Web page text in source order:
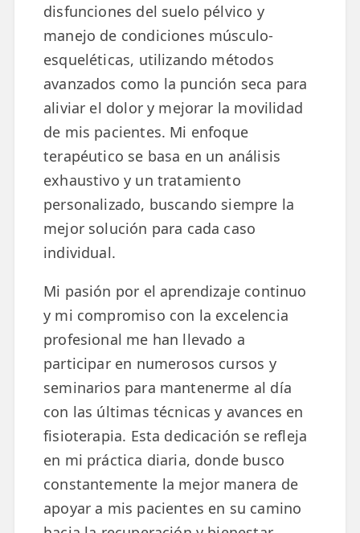
🧍 Fisioterapia Vestibular
🫁 Fisioterapia Respiratoria
👶 Fisioterapia Pediátrica
TRATAMIENTOS
✅ Punción Seca
✅ Ondas de Choque
✅ EPTE - EPI
ESTÉTICA
✨ Radiofrecuencia INDIBA
✨ Drenaje Linfático Manual
✨ Presoterapia
✨ Cicatrices y Estrías
FRECUENTES
Rotura Fibrilar
Dolor de Cabeza
disfunciones del suelo pélvico y
manejo de condiciones músculo-
esqueléticas, utilizando métodos
avanzados como la punción seca para
aliviar el dolor y mejorar la movilidad
de mis pacientes. Mi enfoque
terapéutico se basa en un análisis
exhaustivo y un tratamiento
personalizado, buscando siempre la
mejor solución para cada caso
individual.
Mi pasión por el aprendizaje continuo
y mi compromiso con la excelencia
profesional me han llevado a
participar en numerosos cursos y
seminarios para mantenerme al día
con las últimas técnicas y avances en
fisioterapia. Esta dedicación se refleja
en mi práctica diaria, donde busco
constantemente la mejor manera de
apoyar a mis pacientes en su camino